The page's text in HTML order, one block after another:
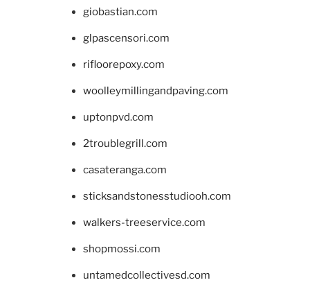
giobastian.com
glpascensori.com
rifloorepoxy.com
woolleymillingandpaving.com
uptonpvd.com
2troublegrill.com
casateranga.com
sticksandstonesstudiooh.com
walkers-treeservice.com
shopmossi.com
untamedcollectivesd.com